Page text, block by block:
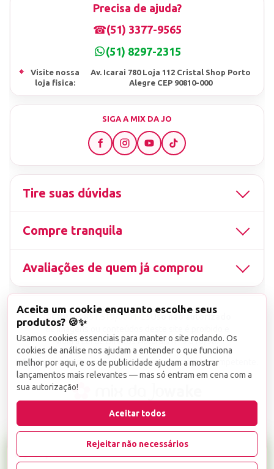
R$ 19,99
Precisa de ajuda?
☎(51) 3377-9565
(51) 8297-2315
⌖
Visite nossa
loja fisica:
Av. Icarai 780 Loja 112 Cristal Shop Porto
Alegre CEP 90810-000
SIGA A MIX DA JO
Tire suas dúvidas
Compre tranquila
Avaliações de quem já comprou
▤ CNPJ13.851.519/0001-25
de imagens ou conteúdos deste site é proibido e
viola a Lei de Direitos Autorais nº 9.610/98.
Infrações serão denunciadas diretamente ao órgão competente.
Aceita um cookie enquanto escolhe seus
produtos? 🍪✨
Usamos cookies essenciais para manter o site rodando. Os
cookies de análise nos ajudam a entender o que funciona
melhor por aqui, e os de publicidade ajudam a mostrar
lançamentos mais relevantes — mas só entram em cena com a
sua autorização!
Aceitar todos
Rejeitar não necessários